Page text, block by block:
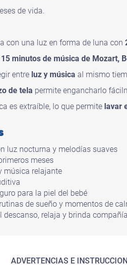
de vida.
con una luz en forma de luna con
15 minutos de música de Mozart,
entre luz y música al mismo
de tela permite engancharlo
es extraíble, lo que permite lavar
luz nocturna y melodías suaves
meses
música relajante
para la piel del bebé
de sueño y momentos de
descanso, relaja y brinda
ADVERTENCIAS E